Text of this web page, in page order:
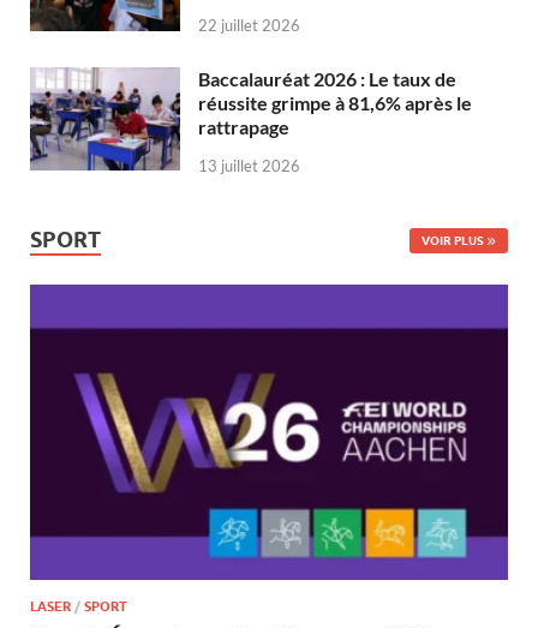
22 juillet 2026
Baccalauréat 2026 : Le taux de
réussite grimpe à 81,6% après le
rattrapage
13 juillet 2026
SPORT VOIR PLUS
LASER / SPORT